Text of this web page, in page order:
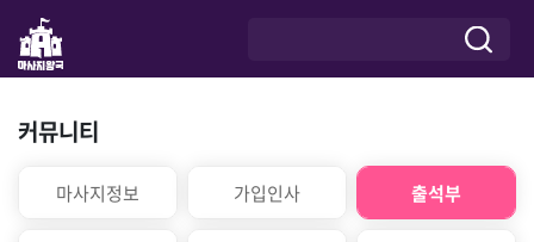
커뮤니티
마사지정보 가입인사 출석부